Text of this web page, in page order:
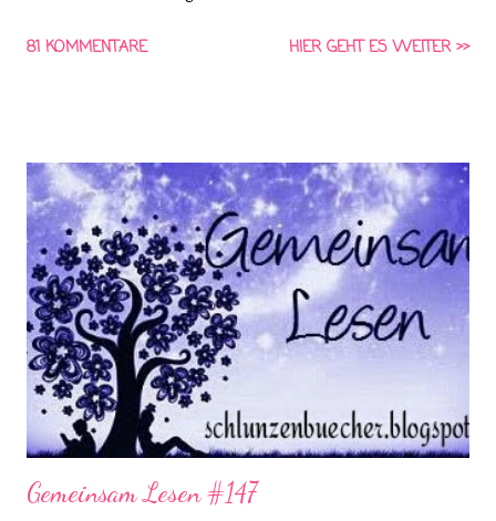
ihr euch schon die Frage für nächste Woche anschauen und
immer Dienstags bei Steffi & Nadja von Schlunzen-Bücher statt.
Teilnehmen darf jeder wann immer er Lust und Zeit dazu hat.
Die Fragen dürfen auch nach Dienstag noch beantwortet
werden. Bitte benutzt bei einer Teilnahme das Gemeinsam-
Lesen Logo!
81 KOMMENTARE HIER GEHT ES WEITER >>
Gemeinsam Lesen #147